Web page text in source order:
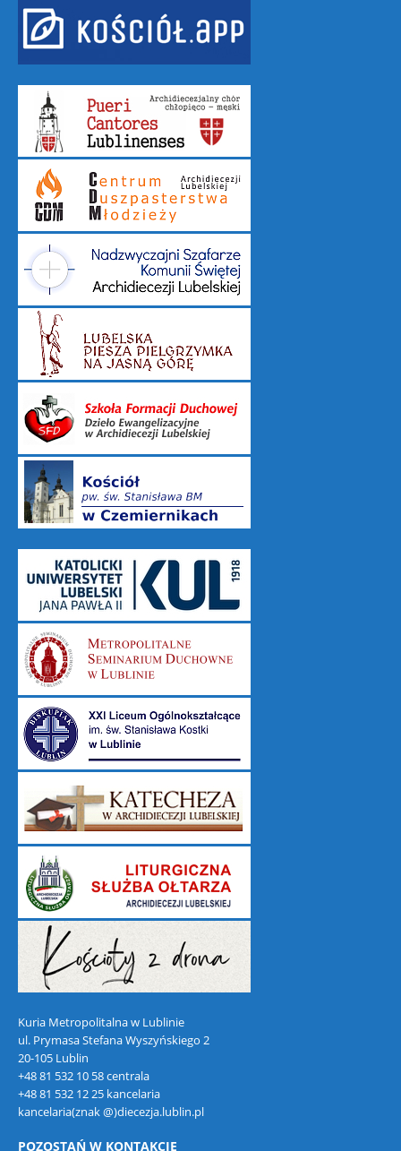
Kuria Metropolitalna w Lublinie
ul. Prymasa Stefana Wyszyńskiego 2
20-105 Lublin
+48 81 532 10 58 centrala
+48 81 532 12 25 kancelaria
kancelaria(znak @)diecezja.lublin.pl
POZOSTAŃ W KONTAKCIE